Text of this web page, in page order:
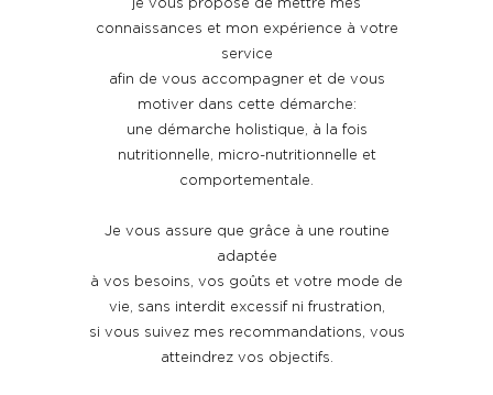
je vous propose de mettre mes
connaissances et mon expérience à votre
service
afin de vous accompagner et de vous
motiver dans cette démarche:
une démarche holistique, à la fois
nutritionnelle, micro-nutritionnelle et
comportementale.
Je vous assure que grâce à une routine
adaptée
à vos besoins, vos goûts et votre mode de
vie, sans interdit excessif ni frustration,
si vous suivez mes recommandations, vous
atteindrez vos objectifs.